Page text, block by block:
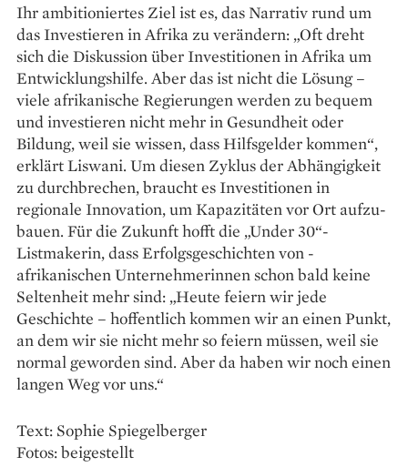
Ihr ambitioniertes Ziel ist es, das Narrativ rund um
das Investieren in Afrika zu verändern: „Oft dreht
sich die Diskussion über Investitionen in Afrika um
Entwicklungshilfe. Aber das ist nicht die Lösung –
viele afrikanische Regierungen werden zu bequem
und investieren nicht mehr in Gesundheit oder
Bildung, weil sie wissen, dass Hilfsgelder kommen“,
erklärt Liswani. Um diesen Zyklus der Abhängigkeit
zu durchbrechen, braucht es Investitionen in
regionale Innova­tion, um Kapazitäten vor Ort aufzu­
bauen. Für die Zukunft hofft die „Under 30“-
Listmakerin, dass Erfolgs­geschichten von ­
afrikanischen Unternehmerinnen schon bald keine
Seltenheit mehr sind: „Heute feiern wir jede
Geschichte – hoffentlich kommen wir an einen Punkt,
an dem wir sie nicht mehr so feiern müssen, weil sie
normal geworden sind. Aber da haben wir noch einen
langen Weg vor uns.“
Text: Sophie Spiegelberger
Fotos: beigestellt